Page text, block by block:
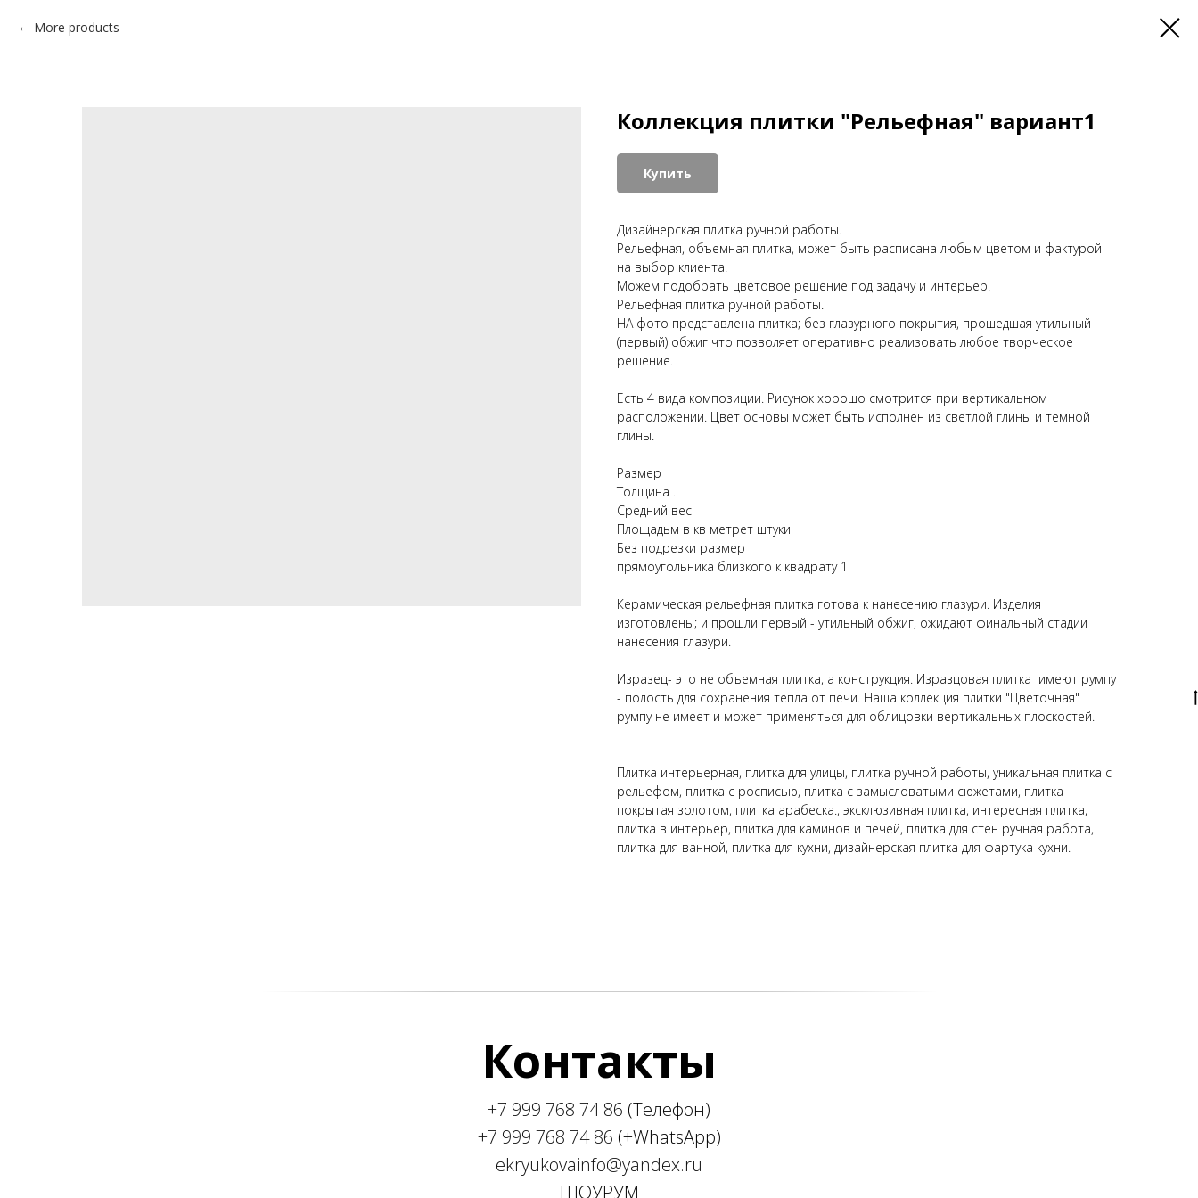
More products
Коллекция плитки "Рельефная" вариант1
Купить
Дизайнерская плитка ручной работы.
Рельефная, объемная плитка, может быть расписана любым цветом и фактурой
на выбор клиента.
Можем подобрать цветовое решение под задачу и интерьер.
Рельефная плитка ручной работы.
НА фото представлена плитка; без глазурного покрытия, прошедшая утильный
(первый) обжиг что позволяет оперативно реализовать любое творческое
решение.
Есть 4 вида композиции. Рисунок хорошо смотрится при вертикальном
расположении. Цвет основы может быть исполнен из светлой глины и темной
глины.
Размер
Толщина .
Средний вес
Площадьм в кв метрет штуки
Без подрезки размер
прямоугольника близкого к квадрату 1
Керамическая рельефная плитка готова к нанесению глазури. Изделия
изготовлены; и прошли первый - утильный обжиг, ожидают финальный стадии
нанесения глазури.
Изразец- это не объемная плитка, а конструкция. Изразцовая плитка имеют румпу
- полость для сохранения тепла от печи. Наша коллекция плитки "Цветочная"
румпу не имеет и может применяться для облицовки вертикальных плоскостей.
Плитка интерьерная, плитка для улицы, плитка ручной работы, уникальная плитка с
рельефом, плитка с росписью, плитка с замысловатыми сюжетами, плитка
покрытая золотом, плитка арабеска., эксклюзивная плитка, интересная плитка,
плитка в интерьер, плитка для каминов и печей, плитка для стен ручная работа,
плитка для ванной, плитка для кухни, дизайнерская плитка для фартука кухни.
Контакты
+7 999 768 74 86 (Телефон)
+7 999 768 74 86 (+WhatsApp)
ekryukovainfo@yandex.ru
ШОУРУМ